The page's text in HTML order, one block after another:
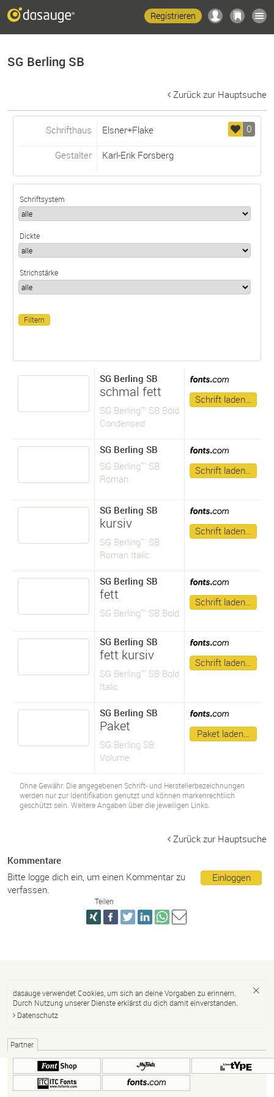
Registrieren
SG Berling SB
Zurück zur Hauptsuche
0
Schrifthaus Elsner+Flake
Gestalter Karl-Erik Forsberg
Schriftsystem
Dickte
Strichstärke
SG Berling SB
schmal fett
SG Berling™ SB Bold
Condensed
Schrift laden…
SG Berling SB
SG Berling™ SB
Roman
Schrift laden…
SG Berling SB
kursiv
SG Berling™ SB
Roman Italic
Schrift laden…
SG Berling SB
fett
SG Berling™ SB Bold
Schrift laden…
SG Berling SB
fett kursiv
SG Berling™ SB Bold
Italic
Schrift laden…
SG Berling SB
Paket
SG Berling SB
Volume
Paket laden…
Ohne Gewähr. Die angegebenen Schrift- und Herstellerbezeichnungen
werden nur zur Identifikation genutzt und können markenrechtlich
geschützt sein. Weitere Angaben über die jeweiligen Links.
Zurück zur Hauptsuche
Kommentare
Einloggen
Bitte logge dich ein, um einen Kommentar zu
verfassen.
Teilen
dasauge verwendet Cookies, um sich an deine Vorgaben zu erinnern.
Durch Nutzung unserer Dienste erklärst du dich damit einverstanden.
Datenschutz
Partner